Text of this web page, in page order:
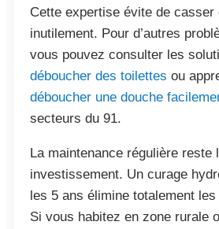
Cette expertise évite de casser
inutilement. Pour d’autres
vous pouvez consulter les
déboucher des toilettes ou
déboucher une douche
secteurs du 91.
La maintenance régulière reste
investissement. Un curage
les 5 ans élimine totalement
Si vous habitez en zone rurale